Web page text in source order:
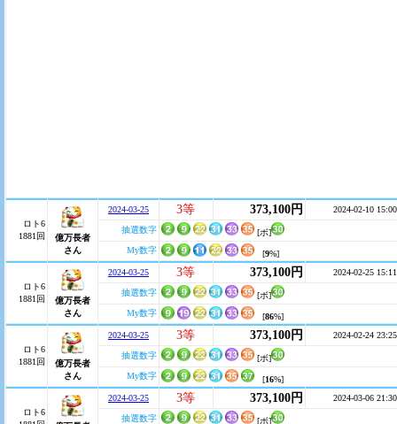
ロト6
1881回
億万長者
さん
2024-03-25 3等 373,100円 2024-02-10 15:00
抽選数字
[ボ]
My数字
[9%]
ロト6
1881回
億万長者
さん
2024-03-25 3等 373,100円 2024-02-25 15:11
抽選数字
[ボ]
My数字
[86%]
ロト6
1881回
億万長者
さん
2024-03-25 3等 373,100円 2024-02-24 23:25
抽選数字
[ボ]
My数字
[16%]
ロト6
2024-03-25 3等 373,100円 2024-03-06 21:30
抽選数字
[ボ]